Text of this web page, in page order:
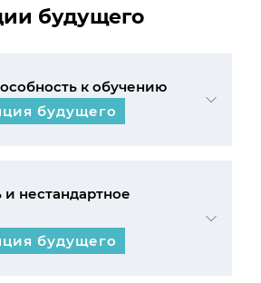
будущего
к обучению
будущего
и нестандартное
будущего